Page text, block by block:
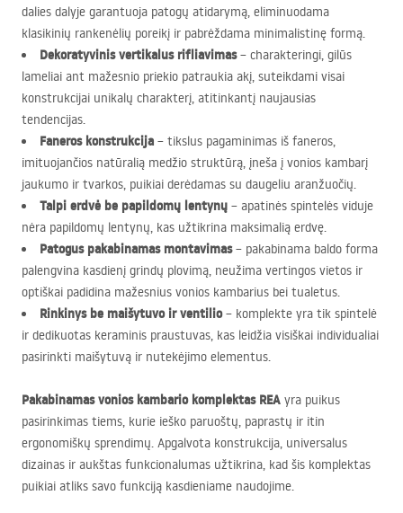
dalies dalyje garantuoja patogų atidarymą, eliminuodama
klasikinių rankenėlių poreikį ir pabrėždama minimalistinę formą.
Dekoratyvinis vertikalus rifliavimas– charakteringi, gilūs
lameliai ant mažesnio priekio patraukia akį, suteikdami visai
konstrukcijai unikalų charakterį, atitinkantį naujausias
tendencijas.
Faneros konstrukcija – tikslus pagaminimas iš faneros,
imituojančios natūralią medžio struktūrą, įneša į vonios kambarį
jaukumo ir tvarkos, puikiai derėdamas su daugeliu aranžuočių.
Talpi erdvė be papildomų lentynų – apatinės spintelės viduje
nėra papildomų lentynų, kas užtikrina maksimalią erdvę.
Patogus pakabinamas montavimas– pakabinama baldo forma
palengvina kasdienį grindų plovimą, neužima vertingos vietos ir
optiškai padidina mažesnius vonios kambarius bei tualetus.
Rinkinys be maišytuvo ir ventilio– komplekte yra tik spintelė
ir dedikuotas keraminis praustuvas, kas leidžia visiškai individualiai
pasirinkti maišytuvą ir nutekėjimo elementus.
Pakabinamas vonios kambario komplektas REA yra puikus
pasirinkimas tiems, kurie ieško paruoštų, paprastų ir itin
ergonomiškų sprendimų. Apgalvota konstrukcija, universalus
dizainas ir aukštas funkcionalumas užtikrina, kad šis komplektas
puikiai atliks savo funkciją kasdieniame naudojime.